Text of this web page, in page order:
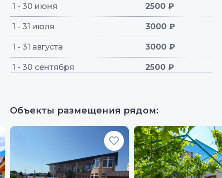
1 - 30 июня 2500 ₽
1 - 31 июля 3000 ₽
1 - 31 августа 3000 ₽
1 - 30 сентября 2500 ₽
Объекты размещения рядом: